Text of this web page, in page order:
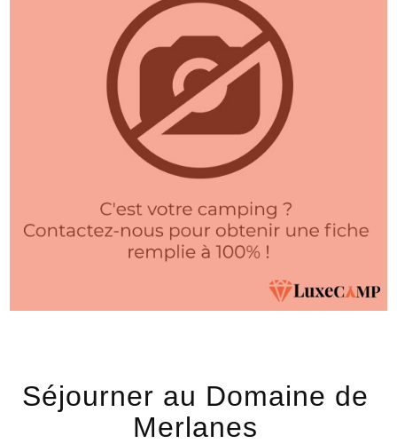
Séjourner au Domaine de
Merlanes